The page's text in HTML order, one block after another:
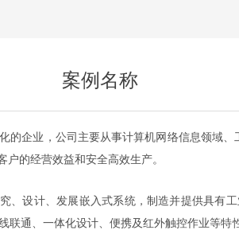
案例名称
的企业，公司主要从事计算机网络信息领域
的经营效益和安全高效生产。
、设计、发展嵌入式系统，制造并提供具有
通、一体化设计、便携及红外触控作业等